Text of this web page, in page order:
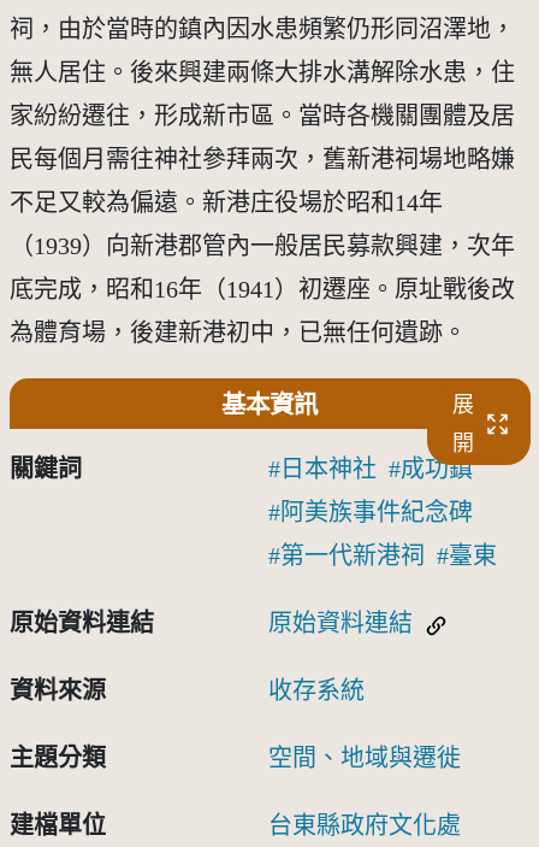
祠，由於當時的鎮內因水患頻繁仍形同沼澤地，
無人居住。後來興建兩條大排水溝解除水患，住
家紛紛遷往，形成新市區。當時各機關團體及居
民每個月需往神社參拜兩次，舊新港祠場地略嫌
不足又較為偏遠。新港庄役場於昭和14年
（1939）向新港郡管內一般居民募款興建，次年
底完成，昭和16年（1941）初遷座。原址戰後改
為體育場，後建新港初中，已無任何遺跡。
基本資訊
展
開
關鍵詞 日本神社
成功鎮
阿美族事件紀念碑
第一代新港祠
臺東
原始資料連結 原始資料連結
資料來源 收存系統
主題分類 空間、地域與遷徙
建檔單位 台東縣政府文化處